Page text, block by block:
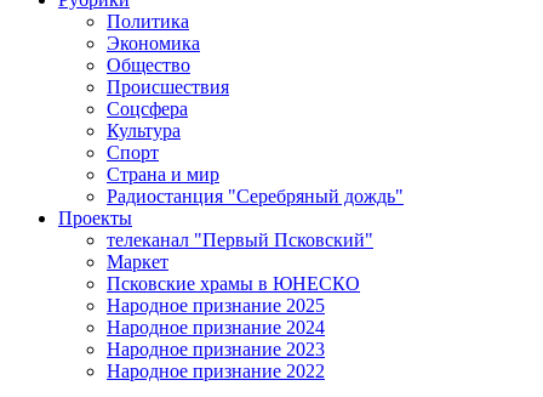
Политика
Экономика
Общество
Происшествия
Соцсфера
Культура
Спорт
Страна и мир
Радиостанция "Серебряный дождь"
Проекты
телеканал "Первый Псковский"
Маркет
Псковские храмы в ЮНЕСКО
Народное признание 2025
Народное признание 2024
Народное признание 2023
Народное признание 2022